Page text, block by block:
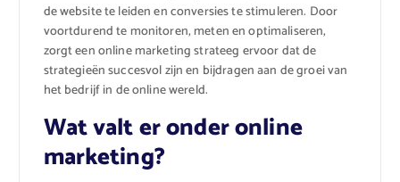
de website te leiden en conversies te stimuleren. Door
voortdurend te monitoren, meten en optimaliseren,
zorgt een online marketing strateeg ervoor dat de
strategieën succesvol zijn en bijdragen aan de groei van
het bedrijf in de online wereld.
Wat valt er onder online
marketing?